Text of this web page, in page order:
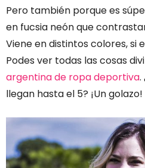
Pero también porque es
en fucsia neón que
Viene en distintos colores, si
Podes ver todas las cosas
argentina de ropa deportiva.
llegan hasta el 5? ¡Un golazo!